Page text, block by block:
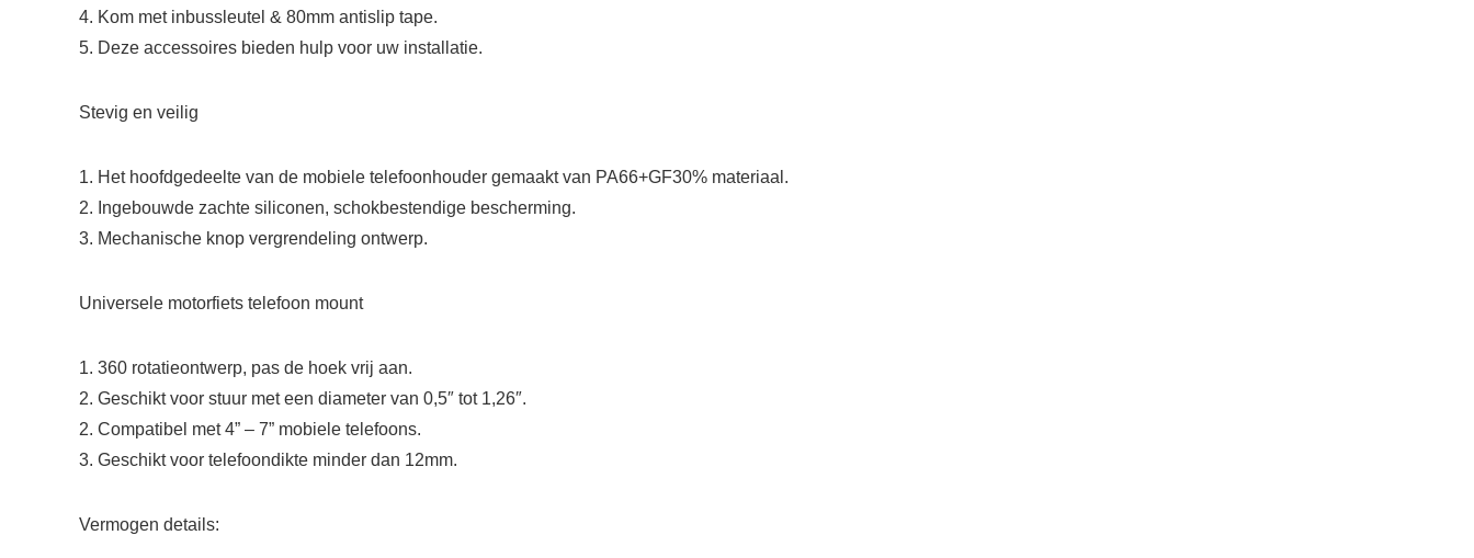
4. Kom met inbussleutel & 80mm antislip tape.
5. Deze accessoires bieden hulp voor uw installatie.
Stevig en veilig
1. Het hoofdgedeelte van de mobiele telefoonhouder gemaakt van PA66+GF30% materiaal.
2. Ingebouwde zachte siliconen, schokbestendige bescherming.
3. Mechanische knop vergrendeling ontwerp.
Universele motorfiets telefoon mount
1. 360 rotatieontwerp, pas de hoek vrij aan.
2. Geschikt voor stuur met een diameter van 0,5″ tot 1,26″.
2. Compatibel met 4” – 7” mobiele telefoons.
3. Geschikt voor telefoondikte minder dan 12mm.
Vermogen details: